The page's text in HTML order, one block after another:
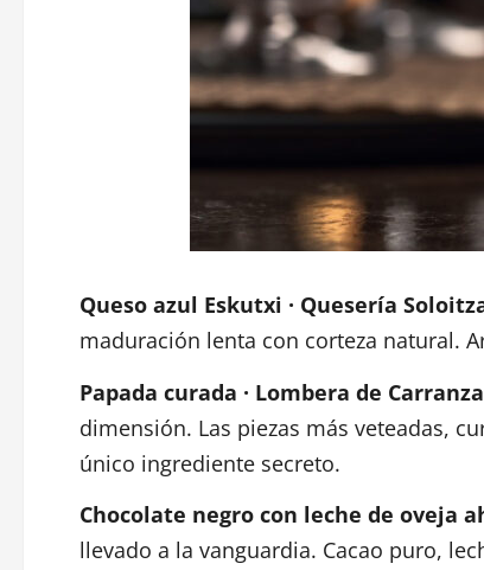
Queso azul Eskutxi · Quesería
maduración lenta con corteza natural.
Papada curada · Lombera de
dimensión. Las piezas más veteadas,
único ingrediente secreto.
Chocolate negro con leche de oveja
llevado a la vanguardia. Cacao puro,